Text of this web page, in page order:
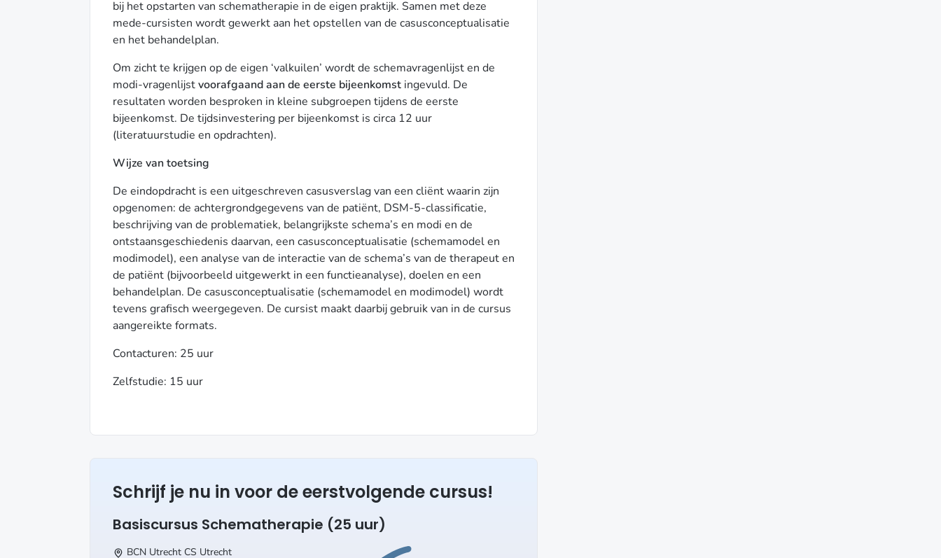
bij het opstarten van schematherapie in de eigen praktijk. Samen met deze
mede-cursisten wordt gewerkt aan het opstellen van de casusconceptualisatie
en het behandelplan.
Om zicht te krijgen op de eigen ‘valkuilen’ wordt de schemavragenlijst en de
modi-vragenlijstvoorafgaand aan de eerste bijeenkomst ingevuld. De
resultaten worden besproken in kleine subgroepen tijdens de eerste
bijeenkomst. De tijdsinvestering per bijeenkomst is circa 12 uur
(literatuurstudie en opdrachten).
Wijze van toetsing
De eindopdracht is een uitgeschreven casusverslag van een cliënt waarin zijn
opgenomen: de achtergrondgegevens van de patiënt, DSM-5-classificatie,
beschrijving van de problematiek, belangrijkste schema’s en modi en de
ontstaansgeschiedenis daarvan, een casusconceptualisatie (schemamodel en
modimodel), een analyse van de interactie van de schema’s van de therapeut en
de patiënt (bijvoorbeeld uitgewerkt in een functieanalyse), doelen en een
behandelplan. De casusconceptualisatie (schemamodel en modimodel) wordt
tevens grafisch weergegeven. De cursist maakt daarbij gebruik van in de cursus
aangereikte formats.
Contacturen: 25 uur
Zelfstudie: 15 uur
Schrijf je nu in voor de eerstvolgende cursus!
Basiscursus Schematherapie (25 uur)
BCN Utrecht CS Utrecht